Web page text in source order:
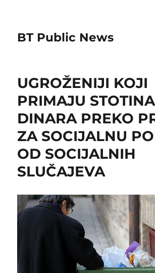
BT Public News
UGROŽENIJI KOJI
PRIMAJU
DINARA PREKO
ZA SOCIJALNU
OD SOCIJALNIH
SLUČAJEVA